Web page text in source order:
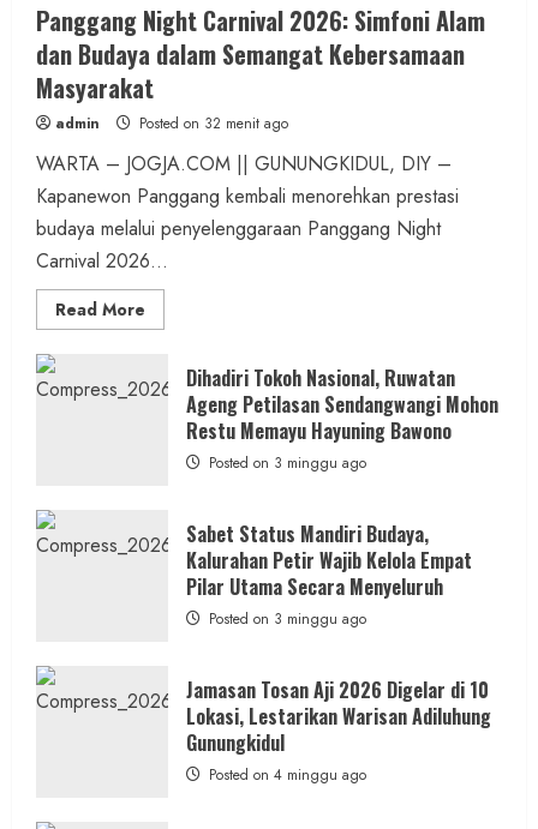
Panggang Night Carnival 2026: Simfoni Alam
dan Budaya dalam Semangat Kebersamaan
Masyarakat
admin Posted on 32 menit ago
WARTA – JOGJA.COM || GUNUNGKIDUL, DIY –
Kapanewon Panggang kembali menorehkan prestasi
budaya melalui penyelenggaraan Panggang Night
Carnival 2026...
Read More
more
Night
Carnival
2026:
Simfoni
Budaya
Kebersamaan
Masyarakat
Dihadiri Tokoh Nasional, Ruwatan
Ageng Petilasan Sendangwangi Mohon
Restu Memayu Hayuning Bawono
Posted on 3 minggu ago
Sabet Status Mandiri Budaya,
Kalurahan Petir Wajib Kelola Empat
Pilar Utama Secara Menyeluruh
Posted on 3 minggu ago
Jamasan Tosan Aji 2026 Digelar di 10
Lokasi, Lestarikan Warisan Adiluhung
Gunungkidul
Posted on 4 minggu ago